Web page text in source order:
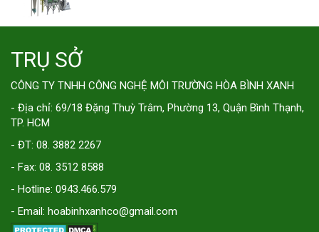
TRỤ SỞ
CÔNG TY TNHH CÔNG NGHỆ MÔI TRƯỜNG HÒA BÌNH XANH
- Địa chỉ: 69/18 Đặng Thuỳ Trâm, Phường 13, Quận Bình Thạnh,
TP. HCM
- ĐT: 08. 3882 2267
- Fax: 08. 3512 8588
- Hotline: 0943.466.579
- Email: hoabinhxanhco@gmail.com